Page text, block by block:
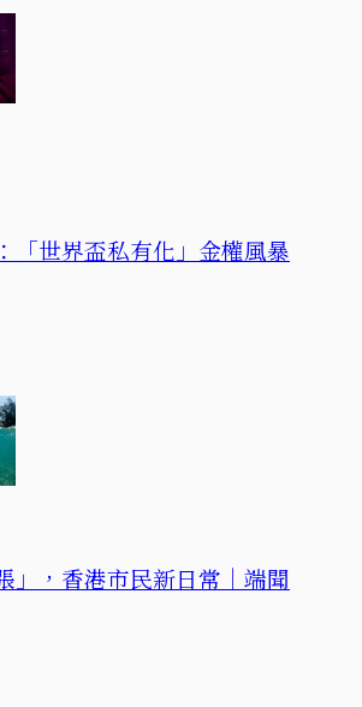
「世界盃私有化」金權風暴
」，香港市民新日常｜端聞